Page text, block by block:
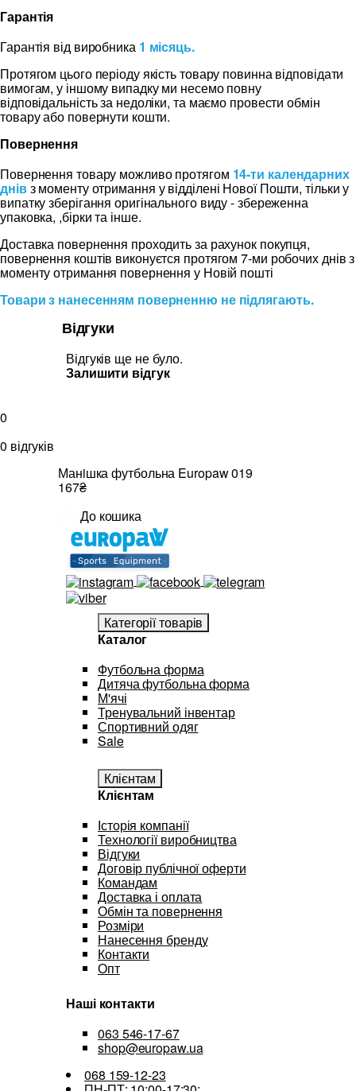
Гарантія
Гарантія від виробника 1 місяць.
Протягом цього періоду якість товару повинна відповідати
вимогам, у іншому випадку ми несемо повну
відповідальність за недоліки, та маємо провести обмін
товару або повернути кошти.
Повернення
Повернення товару можливо протягом 14-ти календарних
днівз моменту отримання у відділені Нової Пошти, тільки у
випатку зберігання оригінального виду - збереженна
упаковка, ,бірки та інше.
Доставка повернення проходить за рахунок покупця,
повернення коштів виконуєтся протягом 7-ми робочих днів з
моменту отримання повернення у Новій пошті
Товари з нанесенням поверненню не підлягають.
Відгуки
Відгуків ще не було.
Залишити відгук
0
0 відгуків
Манiшка футбольна Europaw 019
167₴
До кошика
Категорії товарів
Каталог
Футбольна форма
Дитяча футбольна форма
М'ячі
Тренувальний інвентар
Спортивний одяг
Sale
Клієнтам
Клієнтам
Історія компанії
Технології виробництва
Відгуки
Договір публічної оферти
Командам
Доставка і оплата
Обмін та повернення
Розміри
Нанесення бренду
Контакти
Опт
Наші контакти
063 546-17-67
shop@europaw.ua
068 159-12-23